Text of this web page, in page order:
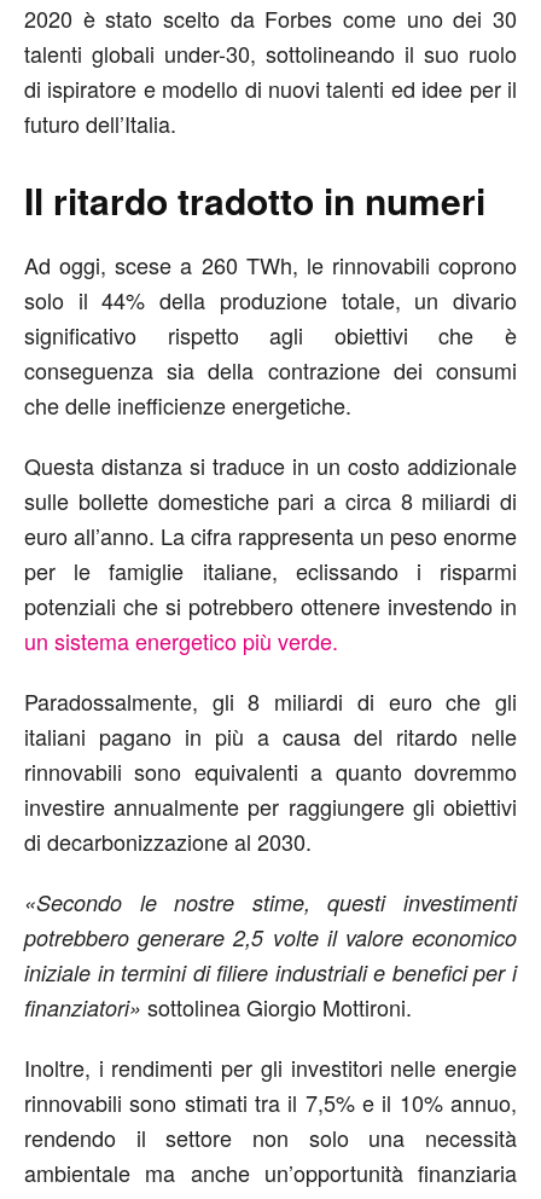
2020 è stato scelto da Forbes come uno dei 30
talenti globali under-30, sottolineando il suo ruolo
di ispiratore e modello di nuovi talenti ed idee per il
futuro dell’Italia.
Il ritardo tradotto in numeri
Ad oggi, scese a 260 TWh, le rinnovabili coprono
solo il 44% della produzione totale, un divario
significativo rispetto agli obiettivi che è
conseguenza sia della contrazione dei consumi
che delle inefficienze energetiche.
Questa distanza si traduce in un costo addizionale
sulle bollette domestiche pari a circa 8 miliardi di
euro all’anno. La cifra rappresenta un peso enorme
per le famiglie italiane, eclissando i risparmi
potenziali che si potrebbero ottenere investendo in
un sistema energetico più verde.
Paradossalmente, gli 8 miliardi di euro che gli
italiani pagano in più a causa del ritardo nelle
rinnovabili sono equivalenti a quanto dovremmo
investire annualmente per raggiungere gli obiettivi
di decarbonizzazione al 2030.
«Secondo le nostre stime, questi investimenti
potrebbero generare 2,5 volte il valore economico
iniziale in termini di filiere industriali e benefici per i
finanziatori» sottolinea Giorgio Mottironi.
Inoltre, i rendimenti per gli investitori nelle energie
rinnovabili sono stimati tra il 7,5% e il 10% annuo,
rendendo il settore non solo una necessità
ambientale ma anche un’opportunità finanziaria